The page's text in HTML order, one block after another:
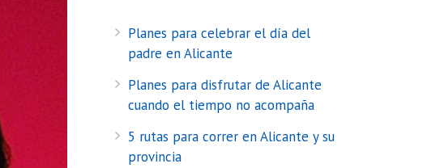
Planes para celebrar el día del
padre en Alicante
Planes para disfrutar de Alicante
cuando el tiempo no acompaña
5 rutas para correr en Alicante y su
provincia